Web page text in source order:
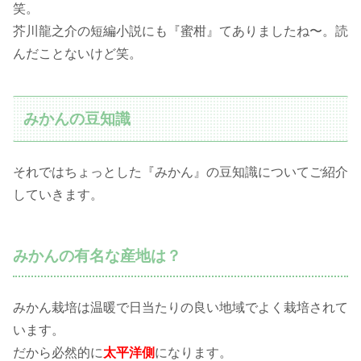
笑。
芥川龍之介の短編小説にも『蜜柑』てありましたね〜。読
んだことないけど笑。
みかんの豆知識
それではちょっとした『みかん』の豆知識についてご紹介
していきます。
みかんの有名な産地は？
みかん栽培は温暖で日当たりの良い地域でよく栽培されて
います。
だから必然的に太平洋側 になります。